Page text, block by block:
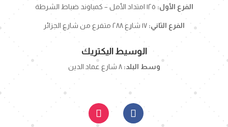
الفرع الأول:
الفرع الثاني:
الوسيط اليكتريك
وسط البلد: ٨ شارع عماد الدين